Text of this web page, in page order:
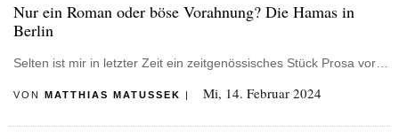
Nur ein Roman oder böse Vorahnung? Die Hamas in
Berlin
Selten ist mir in letzter Zeit ein zeitgenössisches Stück Prosa vor…
VON MATTHIAS MATUSSEK | Mi, 14. Februar 2024